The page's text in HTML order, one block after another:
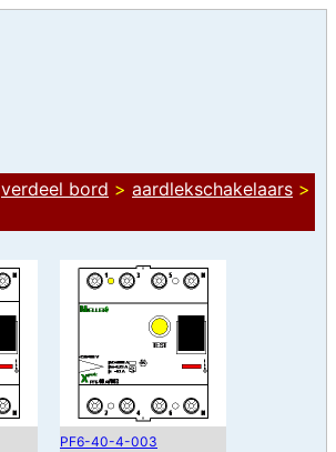
verdeel bord > aardlekschakelaars >
PF6-40-4-003